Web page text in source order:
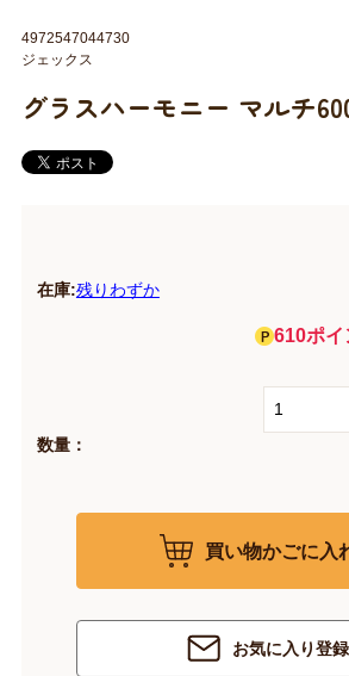
グラスハーモニー マルチ
在庫:残りわずか
610ポイ
数量：
買い物かごに入
お気に入り登録
4972547044730
ジェックス